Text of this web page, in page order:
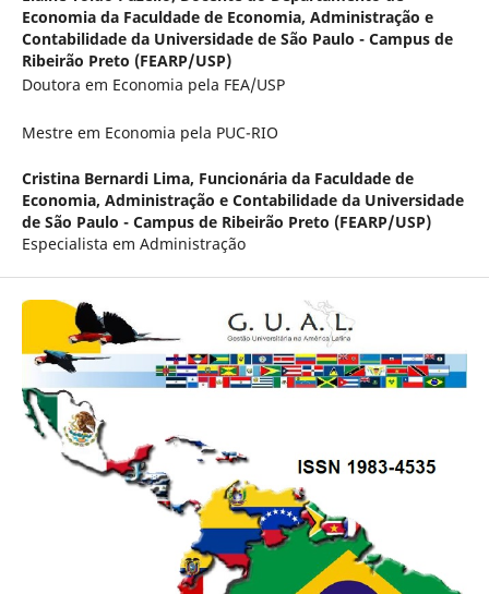
Economia da Faculdade de Economia, Administração e
Contabilidade da Universidade de São Paulo - Campus de
Ribeirão Preto (FEARP/USP)
Doutora em Economia pela FEA/USP
Mestre em Economia pela PUC-RIO
Cristina Bernardi Lima, Funcionária da Faculdade de
Economia, Administração e Contabilidade da Universidade
de São Paulo - Campus de Ribeirão Preto (FEARP/USP)
Especialista em Administração